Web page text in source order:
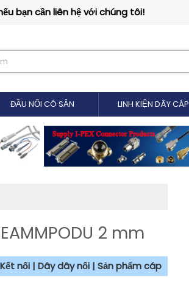
bạn cần liên hệ với chúng tôi!
ĐẦU NỐI CÓ SẴN LINH KIỆN DÂY CÁP
2 mm
nối | Dây dây nối | Sản phẩm cáp